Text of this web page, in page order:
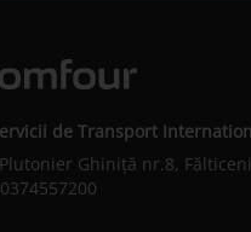
de Transport
Ghiniţă nr.8,